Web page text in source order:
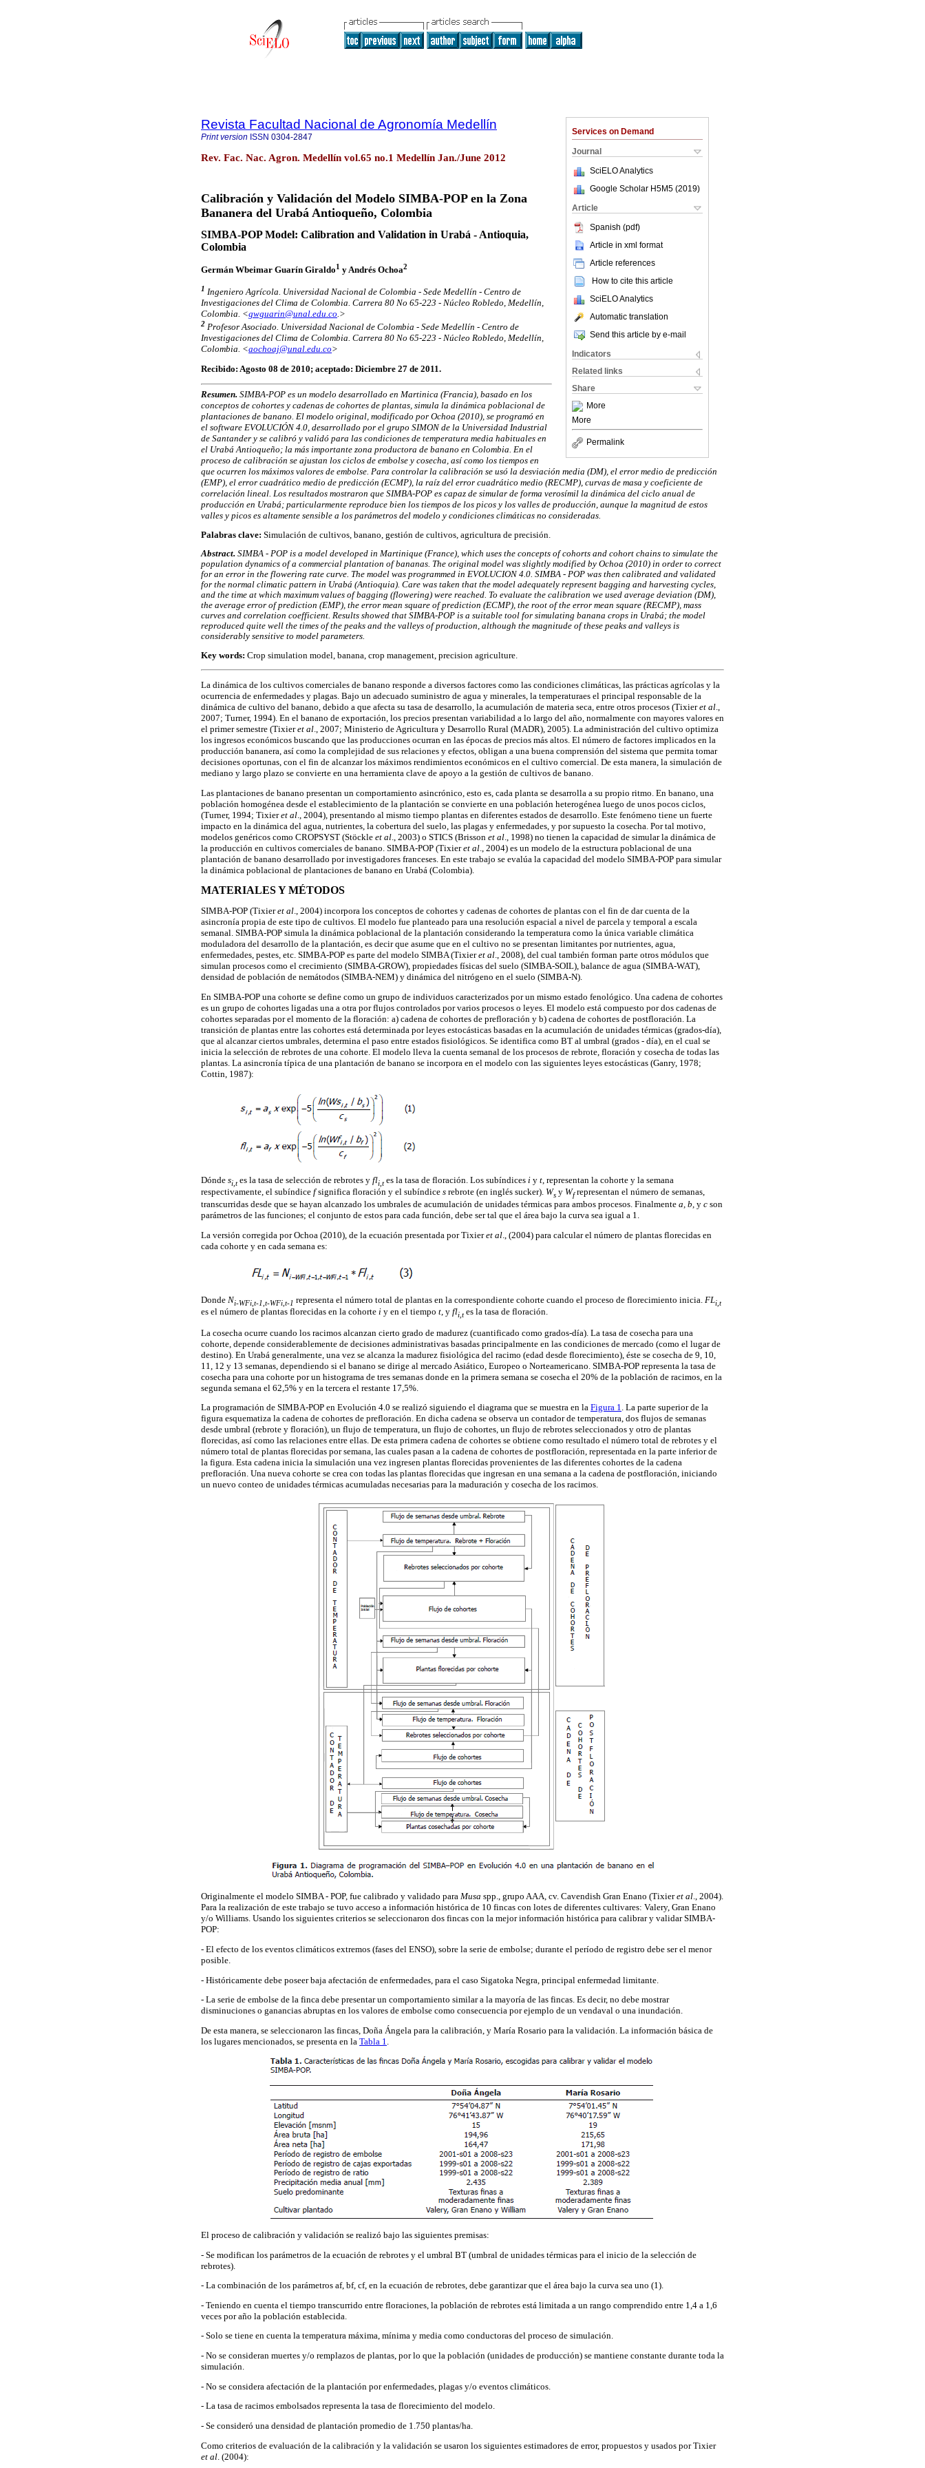
Services on Demand
Journal
SciELO Analytics
Google Scholar H5M5 (2019)
Article
Spanish (pdf)
Article in xml format
Article references
How to cite this article
SciELO Analytics
Automatic translation
Send this article by e-mail
Indicators
Related links
Share
More
More
Permalink
Revista Facultad Nacional de Agronomía Medellín
Print version ISSN 0304-2847
Rev. Fac. Nac. Agron. Medellín vol.65 no.1 Medellín Jan./June 2012
Calibración y Validación del Modelo SIMBA-POP en la Zona
Bananera del Urabá Antioqueño, Colombia
SIMBA-POP Model: Calibration and Validation in Urabá - Antioquia,
Colombia
Germán Wbeimar Guarín Giraldo1 y Andrés Ochoa2
1 Ingeniero Agrícola. Universidad Nacional de Colombia - Sede Medellín - Centro de
Investigaciones del Clima de Colombia. Carrera 80 No 65-223 - Núcleo Robledo, Medellín,
Colombia. <gwguarin@unal.edu.co.>
2 Profesor Asociado. Universidad Nacional de Colombia - Sede Medellín - Centro de
Investigaciones del Clima de Colombia. Carrera 80 No 65-223 - Núcleo Robledo, Medellín,
Colombia. <aochoaj@unal.edu.co>
Recibido: Agosto 08 de 2010; aceptado: Diciembre 27 de 2011.
Resumen. SIMBA-POP es un modelo desarrollado en Martinica (Francia), basado en los
conceptos de cohortes y cadenas de cohortes de plantas, simula la dinámica poblacional de
plantaciones de banano. El modelo original, modificado por Ochoa (2010), se programó en
el software EVOLUCIÓN 4.0, desarrollado por el grupo SIMON de la Universidad Industrial
de Santander y se calibró y validó para las condiciones de temperatura media habituales en
el Urabá Antioqueño; la más importante zona productora de banano en Colombia. En el
proceso de calibración se ajustan los ciclos de embolse y cosecha, así como los tiempos en
que ocurren los máximos valores de embolse. Para controlar la calibración se usó la desviación media (DM), el error medio de predicción
(EMP), el error cuadrático medio de predicción (ECMP), la raíz del error cuadrático medio (RECMP), curvas de masa y coeficiente de
correlación lineal. Los resultados mostraron que SIMBA-POP es capaz de simular de forma verosímil la dinámica del ciclo anual de
producción en Urabá; particularmente reproduce bien los tiempos de los picos y los valles de producción, aunque la magnitud de estos
valles y picos es altamente sensible a los parámetros del modelo y condiciones climáticas no consideradas.
Palabras clave: Simulación de cultivos, banano, gestión de cultivos, agricultura de precisión.
Abstract. SIMBA - POP is a model developed in Martinique (France), which uses the concepts of cohorts and cohort chains to simulate the
population dynamics of a commercial plantation of bananas. The original model was slightly modified by Ochoa (2010) in order to correct
for an error in the flowering rate curve. The model was programmed in EVOLUCION 4.0. SIMBA - POP was then calibrated and validated
for the normal climatic pattern in Urabá (Antioquia). Care was taken that the model adequately represent bagging and harvesting cycles,
and the time at which maximum values of bagging (flowering) were reached. To evaluate the calibration we used average deviation (DM),
the average error of prediction (EMP), the error mean square of prediction (ECMP), the root of the error mean square (RECMP), mass
curves and correlation coefficient. Results showed that SIMBA-POP is a suitable tool for simulating banana crops in Urabá; the model
reproduced quite well the times of the peaks and the valleys of production, although the magnitude of these peaks and valleys is
considerably sensitive to model parameters.
Key words: Crop simulation model, banana, crop management, precision agriculture.
La dinámica de los cultivos comerciales de banano responde a diversos factores como las condiciones climáticas, las prácticas agrícolas y la
ocurrencia de enfermedades y plagas. Bajo un adecuado suministro de agua y minerales, la temperaturaes el principal responsable de la
dinámica de cultivo del banano, debido a que afecta su tasa de desarrollo, la acumulación de materia seca, entre otros procesos (Tixieret al.,
2007; Turner, 1994). En el banano de exportación, los precios presentan variabilidad a lo largo del año, normalmente con mayores valores en
el primer semestre (Tixieret al., 2007; Ministerio de Agricultura y Desarrollo Rural (MADR), 2005). La administración del cultivo optimiza
los ingresos económicos buscando que las producciones ocurran en las épocas de precios más altos. El número de factores implicados en la
producción bananera, así como la complejidad de sus relaciones y efectos, obligan a una buena comprensión del sistema que permita tomar
decisiones oportunas, con el fin de alcanzar los máximos rendimientos económicos en el cultivo comercial. De esta manera, la simulación de
mediano y largo plazo se convierte en una herramienta clave de apoyo a la gestión de cultivos de banano.
Las plantaciones de banano presentan un comportamiento asincrónico, esto es, cada planta se desarrolla a su propio ritmo. En banano, una
población homogénea desde el establecimiento de la plantación se convierte en una población heterogénea luego de unos pocos ciclos,
(Turner, 1994; Tixieret al ., 2004), presentando al mismo tiempo plantas en diferentes estados de desarrollo. Este fenómeno tiene un fuerte
impacto en la dinámica del agua, nutrientes, la cobertura del suelo, las plagas y enfermedades, y por supuesto la cosecha. Por tal motivo,
modelos genéricos como CROPSYST (Stöckle et al ., 2003) o STICS (Brisson et al ., 1998) no tienen la capacidad de simular la dinámica de
la producción en cultivos comerciales de banano. SIMBA-POP (Tixieret al ., 2004) es un modelo de la estructura poblacional de una
plantación de banano desarrollado por investigadores franceses. En este trabajo se evalúa la capacidad del modelo SIMBA-POP para simular
la dinámica poblacional de plantaciones de banano en Urabá (Colombia).
MATERIALES Y MÉTODOS
SIMBA-POP (Tixieret al ., 2004) incorpora los conceptos de cohortes y cadenas de cohortes de plantas con el fin de dar cuenta de la
asincronía propia de este tipo de cultivos. El modelo fue planteado para una resolución espacial a nivel de parcela y temporal a escala
semanal. SIMBA-POP simula la dinámica poblacional de la plantación considerando la temperatura como la única variable climática
moduladora del desarrollo de la plantación, es decir que asume que en el cultivo no se presentan limitantes por nutrientes, agua,
enfermedades, pestes, etc. SIMBA-POP es parte del modelo SIMBA (Tixieret al ., 2008), del cual también forman parte otros módulos que
simulan procesos como el crecimiento (SIMBA-GROW), propiedades físicas del suelo (SIMBA-SOIL), balance de agua (SIMBA-WAT),
densidad de población de nemátodos (SIMBA-NEM) y dinámica del nitrógeno en el suelo (SIMBA-N).
En SIMBA-POP una cohorte se define como un grupo de individuos caracterizados por un mismo estado fenológico. Una cadena de cohortes
es un grupo de cohortes ligadas una a otra por flujos controlados por varios procesos o leyes. El modelo está compuesto por dos cadenas de
cohortes separadas por el momento de la floración: a) cadena de cohortes de prefloración y b) cadena de cohortes de postfloración. La
transición de plantas entre las cohortes está determinada por leyes estocásticas basadas en la acumulación de unidades térmicas (grados-día),
que al alcanzar ciertos umbrales, determina el paso entre estados fisiológicos. Se identifica como BT al umbral (grados - día), en el cual se
inicia la selección de rebrotes de una cohorte. El modelo lleva la cuenta semanal de los procesos de rebrote, floración y cosecha de todas las
plantas. La asincronía típica de una plantación de banano se incorpora en el modelo con las siguientes leyes estocásticas (Ganry, 1978;
Cottin, 1987):
Dónde si,t es la tasa de selección de rebrotes y fli,t es la tasa de floración. Los subíndices i y t , representan la cohorte y la semana
respectivamente, el subíndice fsignifica floración y el subíndice s rebrote (en inglés sucker). Ws y Wf representan el número de semanas,
transcurridas desde que se hayan alcanzado los umbrales de acumulación de unidades térmicas para ambos procesos. Finalmente a, b, y c son
parámetros de las funciones; el conjunto de estos para cada función, debe ser tal que el área bajo la curva sea igual a 1.
La versión corregida por Ochoa (2010), de la ecuación presentada por Tixieret al ., (2004) para calcular el número de plantas florecidas en
cada cohorte y en cada semana es:
Donde Ni-WFi,t-1,t-WFi,t-1 representa el número total de plantas en la correspondiente cohorte cuando el proceso de florecimiento inicia. FLi,t
es el número de plantas florecidas en la cohorte i y en el tiempo t, y fli,t es la tasa de floración.
La cosecha ocurre cuando los racimos alcanzan cierto grado de madurez (cuantificado como grados-día). La tasa de cosecha para una
cohorte, depende considerablemente de decisiones administrativas basadas principalmente en las condiciones de mercado (como el lugar de
destino). En Urabá generalmente, una vez se alcanza la madurez fisiológica del racimo (edad desde florecimiento), éste se cosecha de 9, 10,
11, 12 y 13 semanas, dependiendo si el banano se dirige al mercado Asiático, Europeo o Norteamericano. SIMBA-POP representa la tasa de
cosecha para una cohorte por un histograma de tres semanas donde en la primera semana se cosecha el 20% de la población de racimos, en la
segunda semana el 62,5% y en la tercera el restante 17,5%.
La programación de SIMBA-POP en Evolución 4.0 se realizó siguiendo el diagrama que se muestra en la Figura 1. La parte superior de la
figura esquematiza la cadena de cohortes de prefloración. En dicha cadena se observa un contador de temperatura, dos flujos de semanas
desde umbral (rebrote y floración), un flujo de temperatura, un flujo de cohortes, un flujo de rebrotes seleccionados y otro de plantas
florecidas, así como las relaciones entre ellas. De esta primera cadena de cohortes se obtiene como resultado el número total de rebrotes y el
número total de plantas florecidas por semana, las cuales pasan a la cadena de cohortes de postfloración, representada en la parte inferior de
la figura. Esta cadena inicia la simulación una vez ingresen plantas florecidas provenientes de las diferentes cohortes de la cadena
prefloración. Una nueva cohorte se crea con todas las plantas florecidas que ingresan en una semana a la cadena de postfloración, iniciando
un nuevo conteo de unidades térmicas acumuladas necesarias para la maduración y cosecha de los racimos.
Originalmente el modelo SIMBA - POP, fue calibrado y validado para Musa spp., grupo AAA, cv. Cavendish Gran Enano (Tixieret al., 2004).
Para la realización de este trabajo se tuvo acceso a información histórica de 10 fincas con lotes de diferentes cultivares: Valery, Gran Enano
y/o Williams. Usando los siguientes criterios se seleccionaron dos fincas con la mejor información histórica para calibrar y validar SIMBA-
POP:
- El efecto de los eventos climáticos extremos (fases del ENSO), sobre la serie de embolse; durante el período de registro debe ser el menor
posible.
- Históricamente debe poseer baja afectación de enfermedades, para el caso Sigatoka Negra, principal enfermedad limitante.
- La serie de embolse de la finca debe presentar un comportamiento similar a la mayoría de las fincas. Es decir, no debe mostrar
disminuciones o ganancias abruptas en los valores de embolse como consecuencia por ejemplo de un vendaval o una inundación.
De esta manera, se seleccionaron las fincas, Doña Ángela para la calibración, y María Rosario para la validación. La información básica de
los lugares mencionados, se presenta en la Tabla 1
El proceso de calibración y validación se realizó bajo las siguientes premisas:
- Se modifican los parámetros de la ecuación de rebrotes y el umbral BT (umbral de unidades térmicas para el inicio de la selección de
rebrotes).
- La combinación de los parámetros af, bf, cf, en la ecuación de rebrotes, debe garantizar que el área bajo la curva sea uno (1).
- Teniendo en cuenta el tiempo transcurrido entre floraciones, la población de rebrotes está limitada a un rango comprendido entre 1,4 a 1,6
veces por año la población establecida.
- Solo se tiene en cuenta la temperatura máxima, mínima y media como conductoras del proceso de simulación.
- No se consideran muertes y/o remplazos de plantas, por lo que la población (unidades de producción) se mantiene constante durante toda la
simulación.
- No se considera afectación de la plantación por enfermedades, plagas y/o eventos climáticos.
- La tasa de racimos embolsados representa la tasa de florecimiento del modelo.
- Se consideró una densidad de plantación promedio de 1.750 plantas/ha.
Como criterios de evaluación de la calibración y la validación se usaron los siguientes estimadores de error, propuestos y usados por Tixier
et al . (2004):